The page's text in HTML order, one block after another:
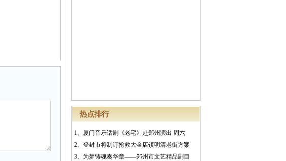
热点排行
1、 厦门音乐话剧《老宅》赴郑州演出 周六
2、 登封市将制订抢救大金店镇明清老街方案
3、 为梦铸魂奏华章——郑州市文艺精品剧目